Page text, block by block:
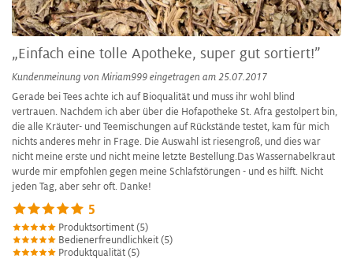
„Einfach eine tolle Apotheke, super gut sortiert!”
Kundenmeinung von Miriam999 eingetragen am 25.07.2017
Gerade bei Tees achte ich auf Bioqualität und muss ihr wohl blind
vertrauen. Nachdem ich aber über die Hofapotheke St. Afra gestolpert bin,
die alle Kräuter- und Teemischungen auf Rückstände testet, kam für mich
nichts anderes mehr in Frage. Die Auswahl ist riesengroß, und dies war
nicht meine erste und nicht meine letzte Bestellung.Das Wassernabelkraut
wurde mir empfohlen gegen meine Schlafstörungen - und es hilft. Nicht
jeden Tag, aber sehr oft. Danke!
5
Produktsortiment (5)
Bedienerfreundlichkeit (5)
Produktqualität (5)